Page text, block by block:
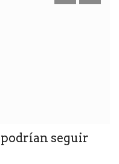
podrían seguir